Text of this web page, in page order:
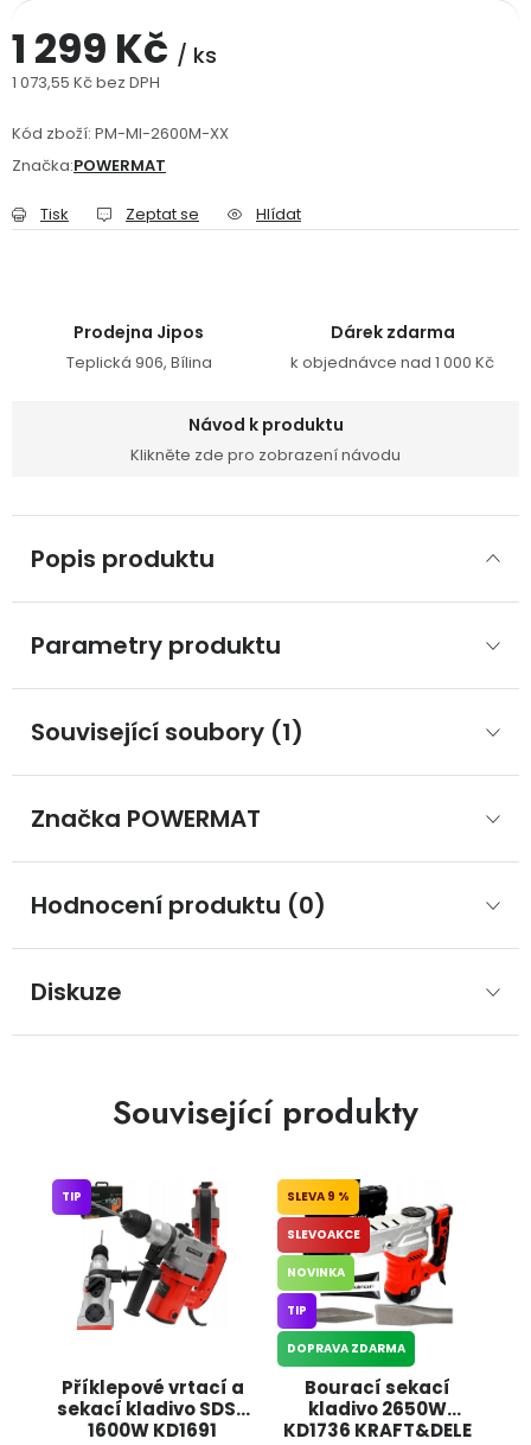
Obchodní podmínky
Podmínky ochrany osobních údajů
1 299 Kč / ks
1 073,55 Kč bez DPH
Kód zboží: PM-MI-2600M-XX
Značka:POWERMAT
Tisk Zeptat se Hlídat
Prodejna Jipos
Teplická 906, Bílina
Dárek zdarma
k objednávce nad 1 000 Kč
Návod k produktu
Klikněte zde pro zobrazení návodu
Popis produktu
Parametry produktu
Související soubory (1)
Značka POWERMAT
Hodnocení produktu (0)
Diskuze
Související produkty
Příklepové vrtací a
sekací kladivo SDS+
1600W KD1691
TIP
Bourací sekací
kladivo 2650W
KD1736 KRAFT&DELE
9 %
SLEVOAKCE
NOVINKA
TIP
DOPRAVA ZDARMA